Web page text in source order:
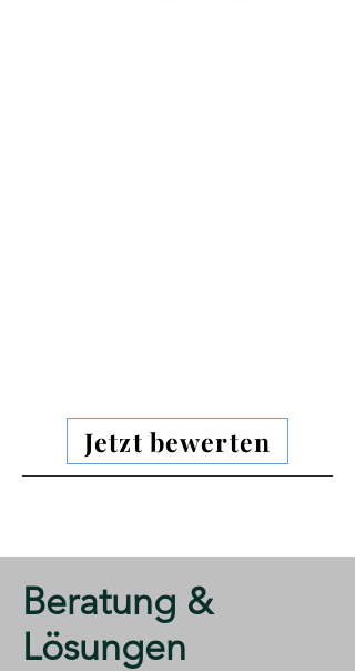
Jetzt bewerten
​Beratung &
Lösungen